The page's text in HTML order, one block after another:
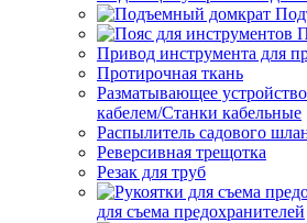
Привод инструмента для
Протирочная ткань
Разматывающее
кабелем/Станки кабельные
Распылитель садового
Реверсивная трещотка
Резак для труб
для съема предохранителей